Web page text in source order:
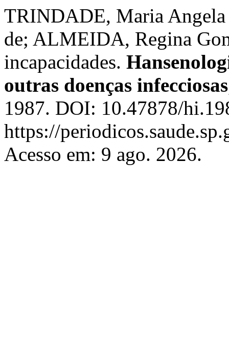
TRINDADE, Maria
de; ALMEIDA, Regina
incapacidades.
outras doenças infecciosas
1987. DOI: 10.47878/
https://
Acesso em: 9 ago. 2026.